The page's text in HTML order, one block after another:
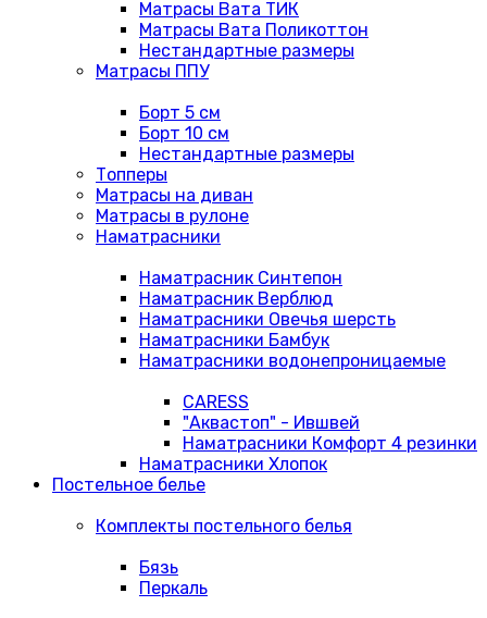
Матрасы Вата ТИК
Матрасы Вата Поликоттон
Нестандартные размеры
Матрасы ППУ
Борт 5 см
Борт 10 см
Нестандартные размеры
Топперы
Матрасы на диван
Матрасы в рулоне
Наматрасники
Наматрасник Синтепон
Наматрасник Верблюд
Наматрасники Овечья шерсть
Наматрасники Бамбук
Наматрасники водонепроницаемые
CARESS
"Аквастоп" - Ившвей
Наматрасники Комфорт 4 резинки
Наматрасники Хлопок
Постельное белье
Комплекты постельного белья
Бязь
Перкаль